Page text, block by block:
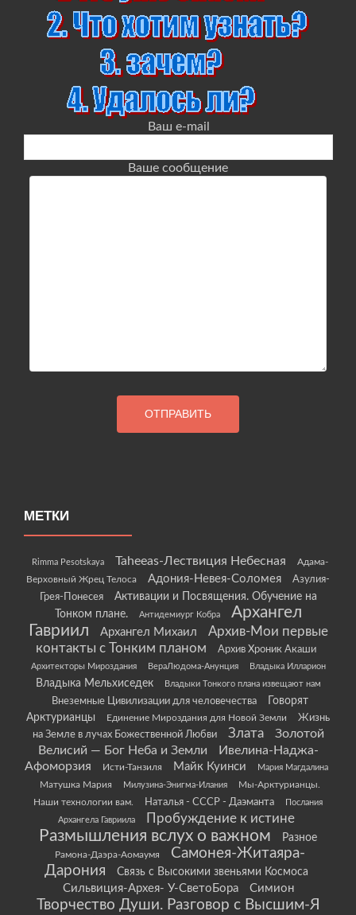
Ваш e-mail
Ваше сообщение
МЕТКИ
Rimma Pesotskaya Taheeas-Лествиция Небесная
Адама-
Верховный Жрец Телоса
Адония-Невея-Соломея
Азулия-
Грея-Понесея
Активации и Посвящения. Обучение на
Тонком плане.
Антидемиург Кобра
Архангел
Гавриил
Архангел Михаил
Архив-Мои первые
контакты с Тонким планом
Архив Хроник Акаши
Архитекторы Мироздания ВераЛюдома-Анунция Владыка Илларион
Владыка Мельхиседек Владыки Тонкого плана извещают нам
Внеземные Цивилизации для человечества
Говорят
Арктурианцы
Единение Мироздания для Новой Земли
Жизнь
на Земле в лучах Божественной Любви
Злата
Золотой
Велисий — Бог Неба и Земли
Ивелина-Наджа-
Афоморзия
Исти-Танзиля Майк Куинси Мария Магдалина
Матушка Мария Милузина-Энигма-Илания
Мы-Арктурианцы.
Наши технологии вам.
Наталья - СССР - Даэманта
Послания
Архангела Гавриила
Пробуждение к истине
Размышления вслух о важном Разное
Рамона-Даэра-Аомаумя
Самонея-Житаяра-
Дарония
Связь с Высокими звеньями Космоса
Сильвиция-Архея- У-СветоБора Симион
Творчество Души. Разговор с Высшим-Я